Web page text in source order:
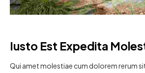
Iusto Est Expedita
Qui amet molestiae cum dolorem rerum